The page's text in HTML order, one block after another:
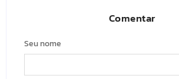
Comentar
Seu nome